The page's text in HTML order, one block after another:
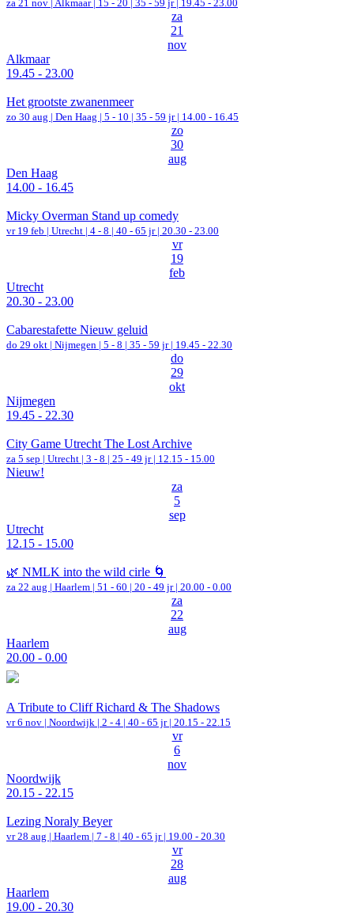
za 21 nov | Alkmaar 15 - 20 | 35 - 59 jr | 19.45 - 23.00
za
21
nov
Alkmaar
19.45 - 23.00
Het grootste zwanenmeer
zo 30 aug | Den Haag | 5 - 10 | 35 - 59 jr | 14.00 - 16.45
zo
30
aug
Den Haag
14.00 - 16.45
Micky Overman Stand up comedy
vr 19 feb | Utrecht | 4 - 8 | 40 - 65 jr | 20.30 - 23.00
vr
19
feb
Utrecht
20.30 - 23.00
Cabarestafette Nieuw geluid
do 29 okt | Nijmegen | 5 - 8 | 35 - 59 jr | 19.45 - 22.30
do
29
okt
Nijmegen
19.45 - 22.30
City Game Utrecht The Lost Archive
za 5 sep | Utrecht | 3 - 8 | 25 - 49 jr | 12.15 - 15.00
Nieuw!
za
5
sep
Utrecht
12.15 - 15.00
🌿 NMLK into the wild cirle 🌀
za 22 aug | Haarlem | 51 - 60 | 20 - 49 jr | 20.00 - 0.00
za
22
aug
Haarlem
20.00 - 0.00
A Tribute to Cliff Richard & The Shadows
vr 6 nov | Noordwijk | 2 - 4 | 40 - 65 jr | 20.15 - 22.15
vr
6
nov
Noordwijk
20.15 - 22.15
Lezing Noraly Beyer
vr 28 aug | Haarlem | 7 - 8 | 40 - 65 jr | 19.00 - 20.30
vr
28
aug
Haarlem
19.00 - 20.30